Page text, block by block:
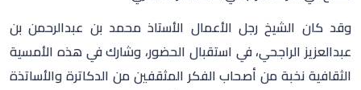
وقد كان الشيخ رجل الأعمال الأستاذ محمد بن عبدالرحمن بن
عبدالعزيز الراجحي، في استقبال الحضور، وشارك في هذه الأمسية
الثقافية نخبة من أصحاب الفكر المثقفين من الدكاترة والأساتذة